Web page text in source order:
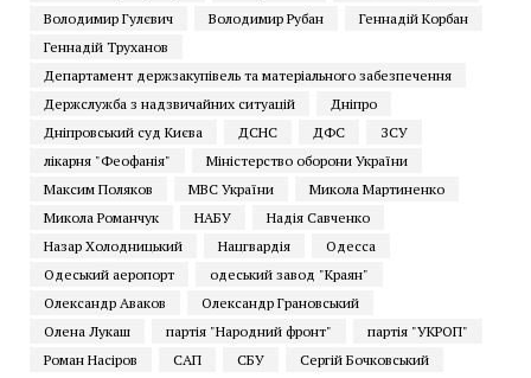
Володимир Гулєвич
Володимир Рубан
Геннадій Корбан
Геннадій Труханов
Департамент держзакупівель та матеріального забезпечення
Держслужба з надзвичайних ситуацій
Дніпро
Дніпровський суд Києва
ДСНС ДФС
ЗСУ
лікарня "Феофанія"
Міністерство оборони України
Максим Поляков
МВС України
Микола Мартиненко
Микола Романчук
НАБУ
Надія Савченко
Назар Холодницький
Нацгвардія
Одесса
Одеський аеропорт
одеський завод "Краян"
Олександр Аваков
Олександр Грановський
Олена Лукаш
партія "Народний фронт"
партія "УКРОП"
Роман Насіров
САП СБУ Сергій Бочковський